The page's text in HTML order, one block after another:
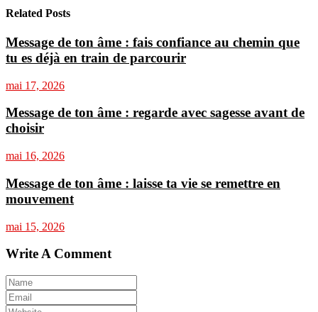
Related Posts
Message de ton âme : fais confiance au chemin que
tu es déjà en train de parcourir
mai 17, 2026
Message de ton âme : regarde avec sagesse avant de
choisir
mai 16, 2026
Message de ton âme : laisse ta vie se remettre en
mouvement
mai 15, 2026
Write A Comment